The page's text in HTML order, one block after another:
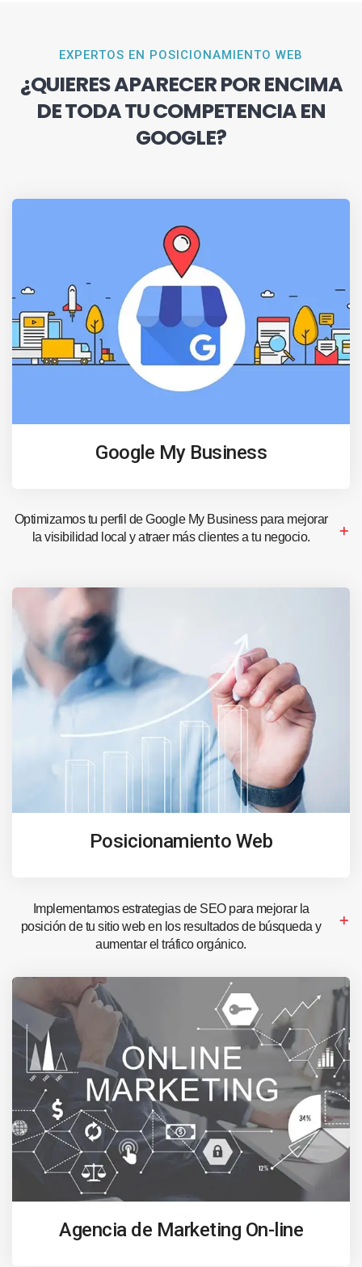
EXPERTOS EN POSICIONAMIENTO WEB
¿QUIERES APARECER POR ENCIMA
DE TODA TU COMPETENCIA EN
GOOGLE?
Google My Business
Optimizamos tu perfil de Google My Business para mejorar
la visibilidad local y atraer más clientes a tu negocio.
Posicionamiento Web
Implementamos estrategias de SEO para mejorar la
posición de tu sitio web en los resultados de búsqueda y
aumentar el tráfico orgánico.
Agencia de Marketing On-line